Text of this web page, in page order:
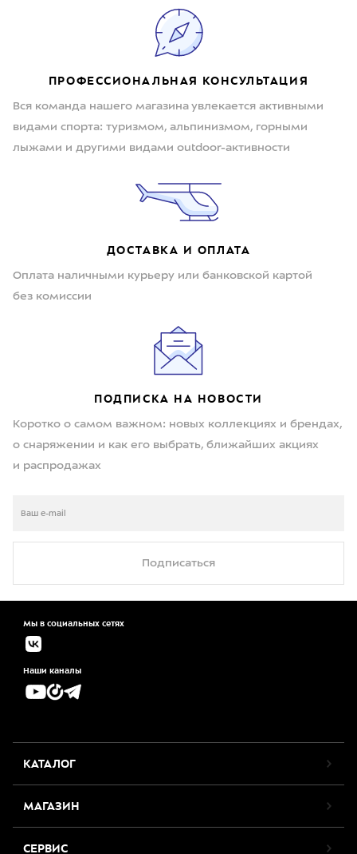
ПРОФЕССИОНАЛЬНАЯ КОНСУЛЬТАЦИЯ
Вся команда нашего магазина увлекается активными
видами спорта: туризмом, альпинизмом, горными
лыжами и другими видами outdoor-активности
ДОСТАВКА И ОПЛАТА
Оплата наличными курьеру или банковской картой
без комиссии
ПОДПИСКА НА НОВОСТИ
Коротко о самом важном: новых коллекциях и брендах,
о снаряжении и как его выбрать, ближайших акциях
и распродажах
Подписаться
Мы в социальных сетях
Наши каналы
КАТАЛОГ
МАГАЗИН
СЕРВИС